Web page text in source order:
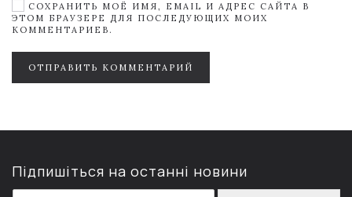
СОХРАНИТЬ МОЁ ИМЯ, EMAIL И АДРЕС САЙТА В
ЭТОМ БРАУЗЕРЕ ДЛЯ ПОСЛЕДУЮЩИХ МОИХ
КОММЕНТАРИЕВ.
ОТПРАВИТЬ КОММЕНТАРИЙ
Підпишіться на останні новини